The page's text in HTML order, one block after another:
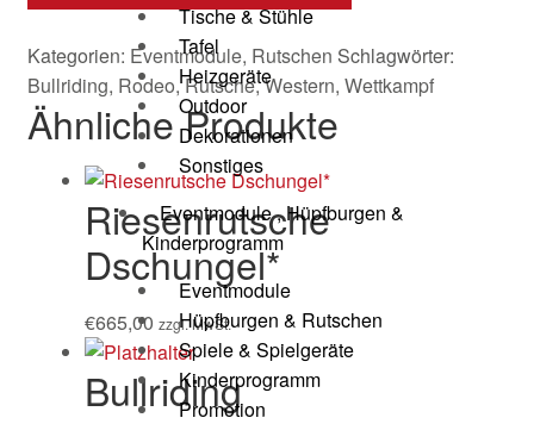
Tische & Stühle
Tafel
Heizgeräte
Outdoor
Dekorationen
Sonstiges
Eventmodule , Hüpfburgen &
Kinderprogramm
Eventmodule
Hüpfburgen & Rutschen
Spiele & Spielgeräte
Kinderprogramm
Promotion
Kategorien: Eventmodule, Rutschen Schlagwörter:
Bullriding, Rodeo,Rutsche,Western, Wettkampf
Ähnliche Produkte
Riesenrutsche
Dschungel*
€665,00 zzgl. MwSt.
Bullriding